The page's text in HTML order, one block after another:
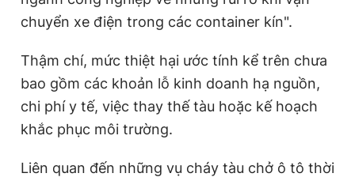
chuyển xe điện trong các container kín".
Thậm chí, mức thiệt hại ước tính kể trên chưa
bao gồm các khoản lỗ kinh doanh hạ nguồn,
chi phí y tế, việc thay thế tàu hoặc kế hoạch
khắc phục môi trường.
Liên quan đến những vụ cháy tàu chở ô tô thời